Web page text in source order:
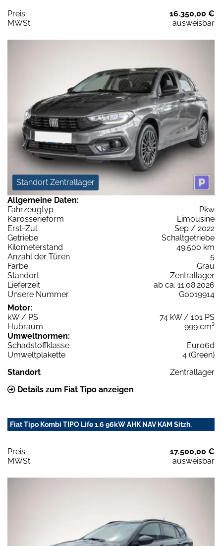
Preis:
16.350,00 €
MWSt:
ausweisbar
Standort Zentrallager
Allgemeine Daten:
Fahrzeugtyp
Pkw
Karosserieform
Limousine
Erst-Zul.
Sep / 2022
Getriebe
Schaltgetriebe
Kilometerstand
49.500 km
Anzahl der Türen
5
Farbe
Grau
Standort
Zentrallager
Lieferzeit
ab ca. 11.08.2026
Unsere Nummer
G0019914
Motor:
kW / PS
74 kW / 101 PS
Hubraum
999 cm³
Umweltnormen:
Schadstoffklasse
Euro6d
Umweltplakette
4 (Green)
Standort
Zentrallager
Details zum Fiat Tipo anzeigen
Fiat Tipo Kombi TIPO Life 1.6 96kW AHK NAV KAM Sitzh.
Preis:
17.500,00 €
MWSt:
ausweisbar